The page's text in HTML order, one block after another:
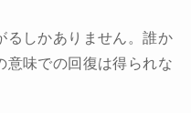
るしかありません。誰か
意味での回復は得られな